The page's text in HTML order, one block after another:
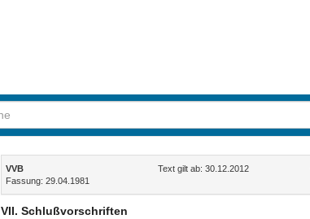
Inhalt
VVB Text gilt ab: 30.12.2012
Fassung: 29.04.1981
VII. Schlußvorschriften